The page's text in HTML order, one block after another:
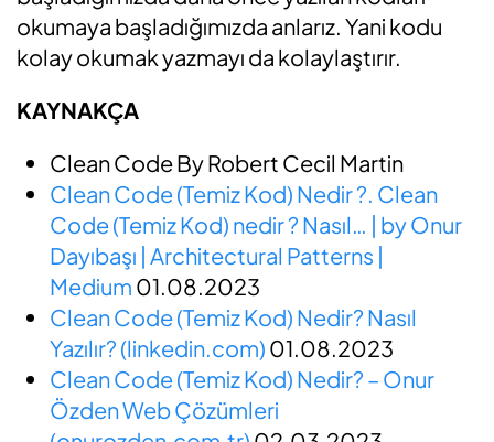
okumaya başladığımızda anlarız. Yani kodu
kolay okumak yazmayı da kolaylaştırır.
KAYNAKÇA
Clean Code By Robert Cecil Martin
Clean Code (Temiz Kod) Nedir ?. Clean
Code (Temiz Kod) nedir ? Nasıl… | by Onur
Dayıbaşı | Architectural Patterns |
Medium 01.08.2023
Clean Code (Temiz Kod) Nedir? Nasıl
Yazılır? (linkedin.com) 01.08.2023
Clean Code (Temiz Kod) Nedir? – Onur
Özden Web Çözümleri